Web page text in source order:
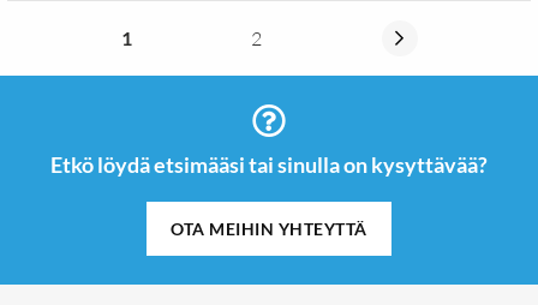
1 2
Etkö löydä etsimääsi tai sinulla on kysyttävää?
OTA MEIHIN YHTEYTTÄ